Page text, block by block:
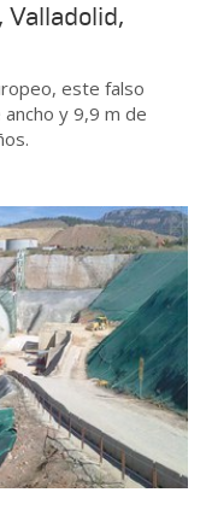
este falso
y 9,9 m de